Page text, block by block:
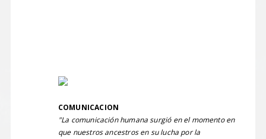
COMUNICACION
"La comunicación humana surgió en el momento en
que nuestros ancestros en su lucha por la